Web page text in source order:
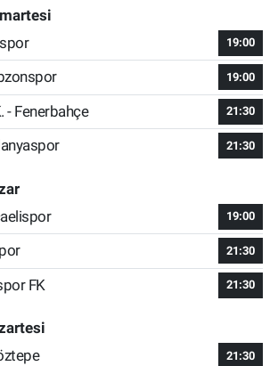
19:00
19:00
- Fenerbahçe 21:30
21:30
19:00
21:30
FK 21:30
21:30